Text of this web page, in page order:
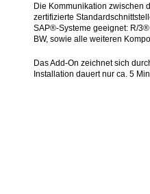
Die Kommunikation zwischen
zertifizierte
SAP®-Systeme geeignet: R/
BW, sowie alle weiteren
Das Add-On zeichnet sich
Installation dauert nur ca. 5